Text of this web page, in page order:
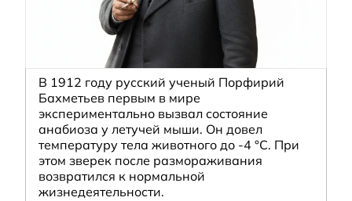
В 1912 году русский ученый Порфирий
Бахметьев первым в мире
экспериментально вызвал состояние
анабиоза у летучей мыши. Он довел
температуру тела животного до -4 °C. При
этом зверек после размораживания
возвратился к нормальной
жизнедеятельности.